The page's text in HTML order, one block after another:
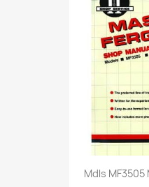
Mdls MF3505